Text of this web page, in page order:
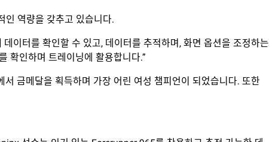
역량을 갖추고 있습니다.
이터를 확인할 수 있고, 데이터를 추적하며, 화면 옵션을 조정하는
확인하며 트레이닝에 활용합니다.”
금메달을 획득하며 가장 어린 여성 챔피언이 되었습니다. 또한